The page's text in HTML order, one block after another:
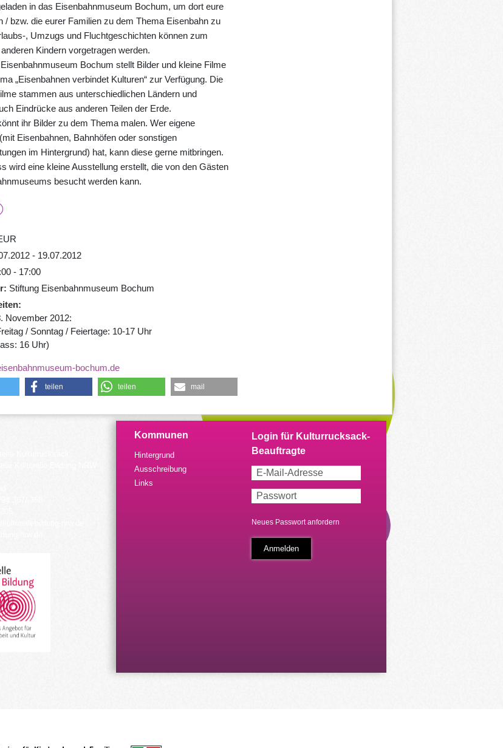
in das Eisenbahnmuseum Bochum, um dort eure
/ bzw. die eurer Familien zu dem Thema Eisenbahn zu
, Umzugs und Fluchtgeschichten können zum
Kindern vorgetragen werden.
Bochum stellt Bilder und kleine Filme
„Eisenbahnen verbindet Kulturen“ zur Verfügung. Die
stammen aus unterschiedlichen Ländern und
Eindrücke aus anderen Teilen der Erde.
ihr Bilder zu dem Thema malen. Wer eigene
Eisenbahnen, Bahnhöfen oder sonstigen
im Hintergrund) hat, kann diese gerne mitbringen.
wird eine kleine Ausstellung erstellt, die von den Gästen
besucht werden kann.
- 19.07.2012
- 17:00
Stiftung Eisenbahnmuseum Bochum
November 2012:
/ Sonntag / Feiertage: 10-17 Uhr
16 Uhr)
bochum.de
teilen teilen mail
Kommunen
Hintergrund
Ausschreibung
Links
Neues Passwort anfordern